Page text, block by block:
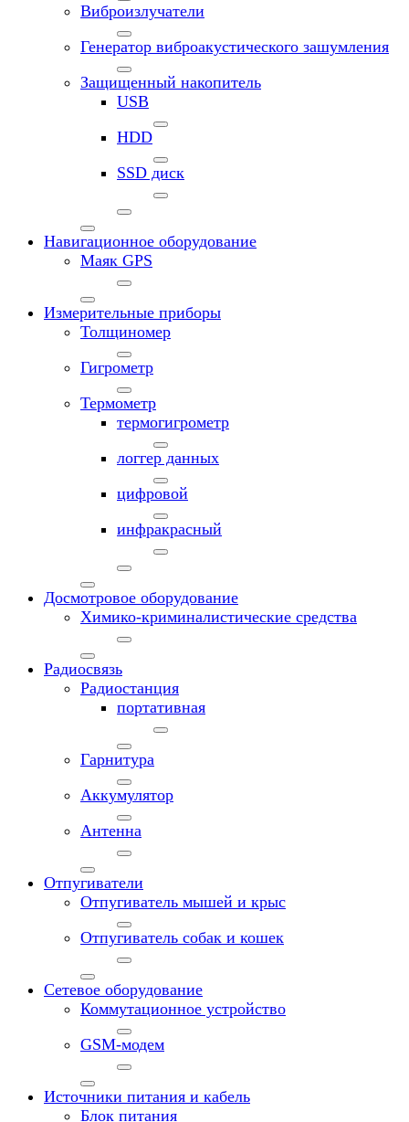
Виброизлучатели
Генератор виброакустического зашумления
Защищенный накопитель
USB
HDD
SSD диск
Навигационное оборудование
Маяк GPS
Измерительные приборы
Толщиномер
Гигрометр
Термометр
термогигрометр
логгер данных
цифровой
инфракрасный
Досмотровое оборудование
Химико-криминалистические средства
Радиосвязь
Радиостанция
портативная
Гарнитура
Аккумулятор
Антенна
Отпугиватели
Отпугиватель мышей и крыс
Отпугиватель собак и кошек
Сетевое оборудование
Коммутационное устройство
GSM-модем
Источники питания и кабель
Блок питания